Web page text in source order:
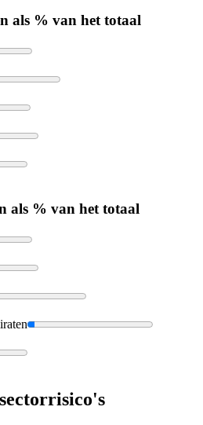
als % van het totaal
als % van het totaal